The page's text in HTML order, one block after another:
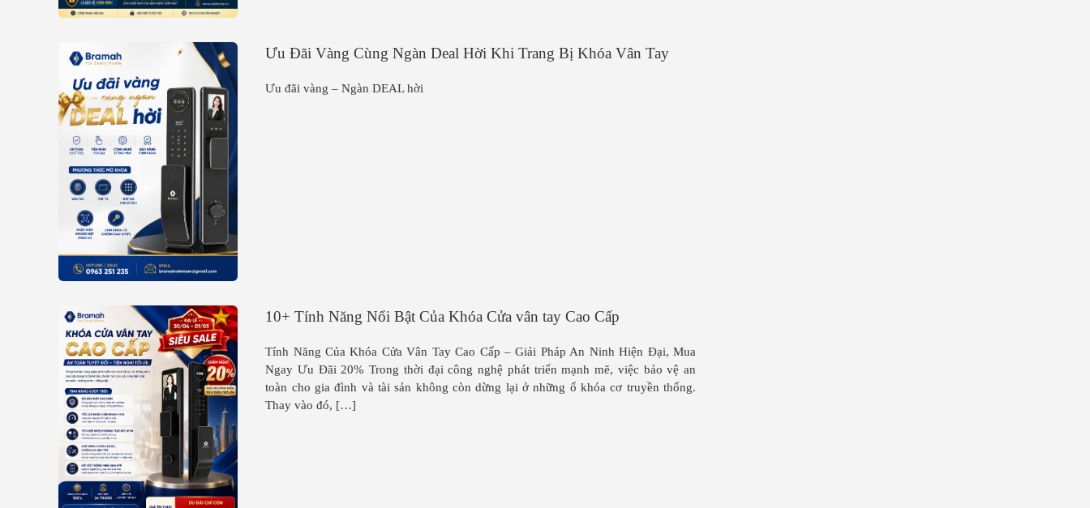
Ưu Đãi Vàng Cùng Ngàn Deal Hời Khi Trang Bị Khóa Vân Tay
Ưu đãi vàng – Ngàn DEAL hời
10+ Tính Năng Nổi Bật Của Khóa Cửa vân tay Cao Cấp
Tính Năng Của Khóa Cửa Vân Tay Cao Cấp – Giải Pháp An Ninh Hiện Đại, Mua
Ngay Ưu Đãi 20% Trong thời đại công nghệ phát triển mạnh mẽ, việc bảo vệ an
toàn cho gia đình và tài sản không còn dừng lại ở những ổ khóa cơ truyền thống.
Thay vào đó, […]